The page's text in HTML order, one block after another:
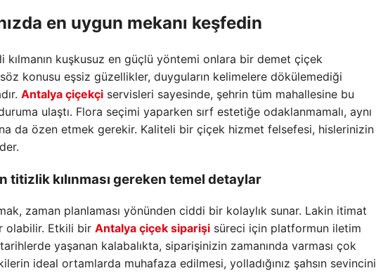
en uygun mekanı keşfedin
kılmanın kuşkusuz en güçlü yöntemi onlara bir demet çiçek
konusu eşsiz güzellikler, duyguların kelimelere dökülemediği
Antalya çiçekçi servisleri sayesinde, şehrin tüm mahallesine bu
ulaştı. Flora seçimi yaparken sırf estetiğe odaklanmamalı, aynı
da özen etmek gerekir. Kaliteli bir çiçek hizmet felsefesi, hislerinizin
titizlik kılınması gereken temel detaylar
zaman planlaması yönünden ciddi bir kolaylık sunar. Lakin itimat
olabilir. Etkili bir Antalya çiçek siparişi süreci için platformun iletim
yaşanan kalabalıkta, siparişinizin zamanında varması çok
ideal ortamlarda muhafaza edilmesi, yolladığınız şahsın sevincini